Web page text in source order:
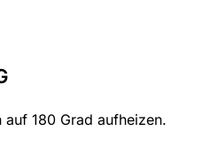
auf 180 Grad aufheizen.